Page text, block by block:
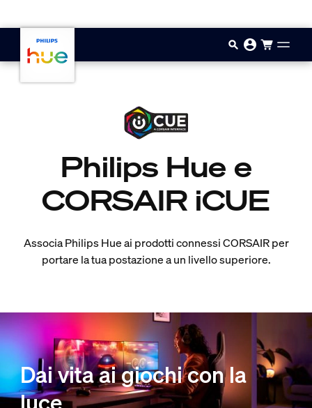
Philips Hue e
CORSAIR iCUE
Associa Philips Hue ai prodotti connessi CORSAIR per
portare la tua postazione a un livello superiore.
Dai vita ai giochi con la